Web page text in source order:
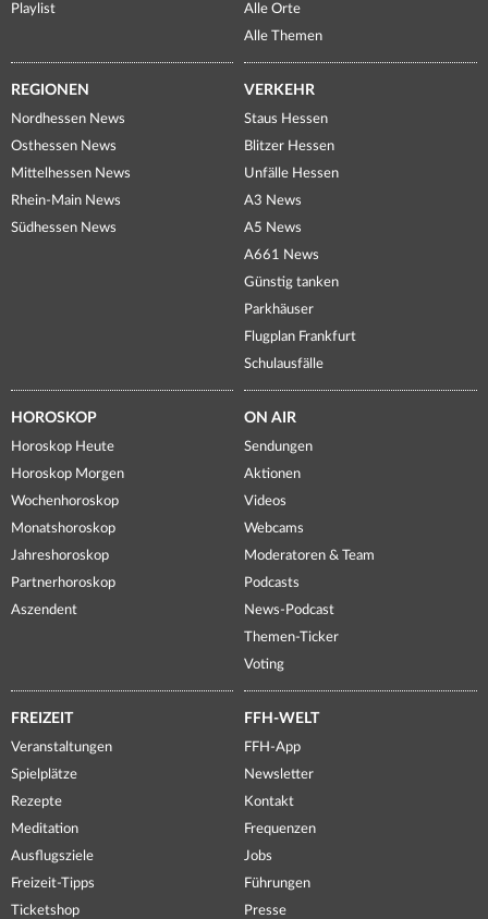
Playlist
Alle Orte
Alle Themen
REGIONEN
Nordhessen News
Osthessen News
Mittelhessen News
Rhein-Main News
Südhessen News
VERKEHR
Staus Hessen
Blitzer Hessen
Unfälle Hessen
A3 News
A5 News
A661 News
Günstig tanken
Parkhäuser
Flugplan Frankfurt
Schulausfälle
HOROSKOP
Horoskop Heute
Horoskop Morgen
Wochenhoroskop
Monatshoroskop
Jahreshoroskop
Partnerhoroskop
Aszendent
ON AIR
Sendungen
Aktionen
Videos
Webcams
Moderatoren & Team
Podcasts
News-Podcast
Themen-Ticker
Voting
FREIZEIT
Veranstaltungen
Spielplätze
Rezepte
Meditation
Ausflugsziele
Freizeit-Tipps
Ticketshop
FFH-WELT
FFH-App
Newsletter
Kontakt
Frequenzen
Jobs
Führungen
Presse